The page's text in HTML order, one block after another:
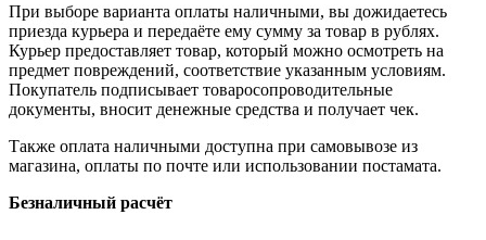
При выборе варианта оплаты наличными, вы дожидаетесь
приезда курьера и передаёте ему сумму за товар в рублях.
Курьер предоставляет товар, который можно осмотреть на
предмет повреждений, соответствие указанным условиям.
Покупатель подписывает товаросопроводительные
документы, вносит денежные средства и получает чек.
Также оплата наличными доступна при самовывозе из
магазина, оплаты по почте или использовании постамата.
Безналичный расчёт